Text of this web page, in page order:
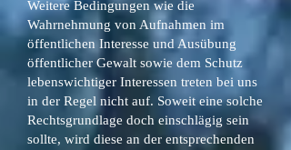
Weitere Bedingungen wie die
Wahrnehmung von Aufnahmen im
öffentlichen Interesse und Ausübung
öffentlicher Gewalt sowie dem Schutz
lebenswichtiger Interessen treten bei uns
in der Regel nicht auf. Soweit eine solche
Rechtsgrundlage doch einschlägig sein
sollte, wird diese an der entsprechenden